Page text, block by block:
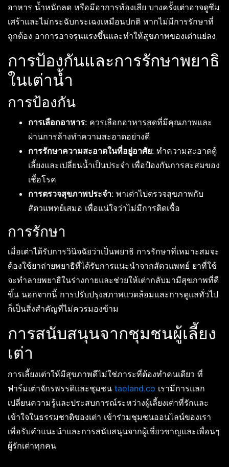
อาหาร น้ำหนักลด หรือมีอาการท้องเสีย บางครั้งเต่าอาจดูซึม
เศร้าและไม่กระฉับกระเฉงเหมือนปกติ หากไม่มีการรักษาที่
ถูกต้อง อาการอาจรุนแรงขึ้นและทำให้สุขภาพของเต่าแย่ลง
การป้องกันและการรักษาพยาธิ
ในเต่าน้ำ
การป้องกัน
การเลือกอาหาร: ควรเลือกอาหารสดที่มีคุณภาพและ
ผ่านการล้างทำความสะอาดอย่างดี
การรักษาความสะอาดในที่อยู่อาศัย: ทำความสะอาดตู้
เลี้ยงและเปลี่ยนน้ำเป็นประจำ เพื่อป้องกันการสะสมของ
เชื้อโรค
การตรวจสุขภาพประจำ: พาเต่าไปตรวจสุขภาพกับ
สัตวแพทย์เสมอ เพื่อแน่ใจว่าไม่มีการติดเชื้อ
การรักษา
เมื่อเต่าได้รับการวินิจฉัยว่าเป็นพยาธิ การรักษาที่เหมาะสมจะ
ต้องใช้ยาถ่ายพยาธิที่ได้รับการแนะนำจากสัตวแพทย์ ยาที่ใช้
จะทำลายพยาธิในร่างกายและช่วยให้เต่ากลับมามีสุขภาพที่ดี
ขึ้น นอกจากนี้ การปรับปรุงสภาพแวดล้อมและการดูแลทั่วไป
ก็เป็นสิ่งสำคัญที่ไม่ควรมองข้าม
การสนับสนุนจากชุมชนผู้เลี้ยง
เต่า
การเลี้ยงเต่าให้มีสุขภาพดีไม่ใช่ภาระที่ต้องทำคนเดียว ที่
ฟาร์มเต่าจักรพรรดิและชุมชน taoland.co เรามีการแลก
เปลี่ยนความรู้และประสบการณ์ระหว่างผู้เลี้ยงเต่าที่รักและ
เข้าใจในธรรมชาติของเต่า เข้าร่วมชุมชนออนไลน์ของเรา
เพื่อรับคำแนะนำและการสนับสนุนจากผู้เชี่ยวชาญและเพื่อนๆ
ผู้รักเต่าทุกคน